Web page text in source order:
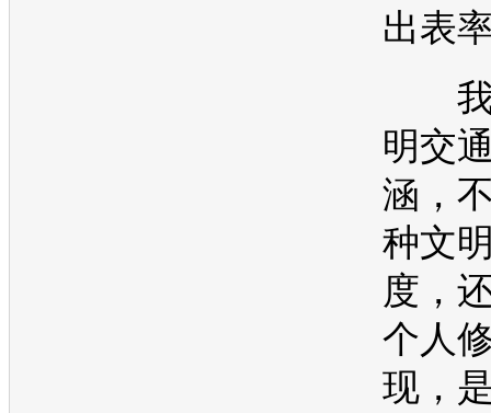
出表
我
明交
涵，
种文
度，
个人
现，